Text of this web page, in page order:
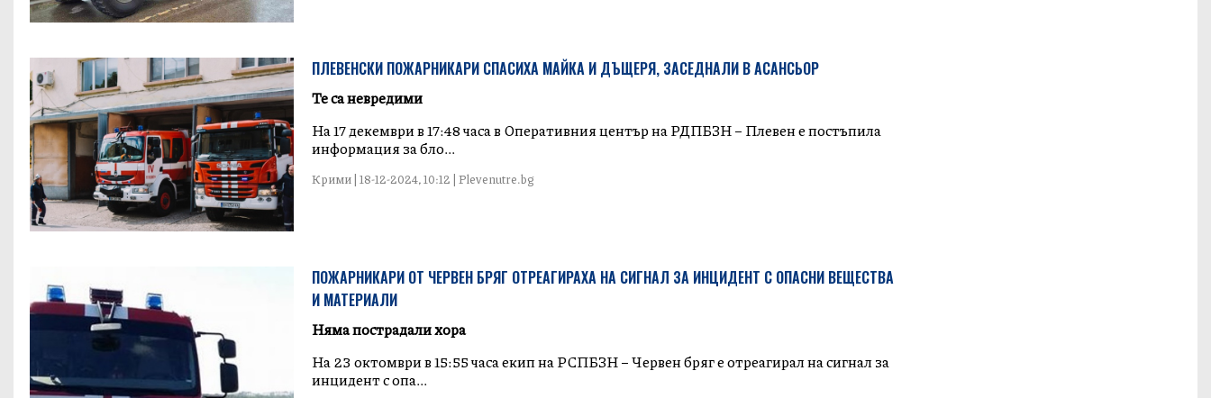
ПЛЕВЕНСКИ ПОЖАРНИКАРИ СПАСИХА МАЙКА И ДЪЩЕРЯ, ЗАСЕДНАЛИ В АСАНСЬОР
Те са невредими
На 17 декември в 17:48 часа в Оперативния център на РДПБЗН – Плевен е постъпила
информация за бло...
Крими | 18-12-2024, 10:12 | Plevenutre.bg
ПОЖАРНИКАРИ ОТ ЧЕРВЕН БРЯГ ОТРЕАГИРАХА НА СИГНАЛ ЗА ИНЦИДЕНТ С ОПАСНИ ВЕЩЕСТВА
И МАТЕРИАЛИ
Няма пострадали хора
На 23 октомври в 15:55 часа екип на РСПБЗН – Червен бряг е отреагирал на сигнал за
инцидент с опа...